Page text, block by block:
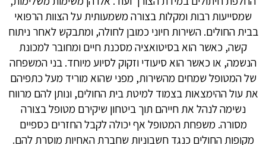
שמסייעות רבות ומקלות בצורה משמעותית על הצוות הרפואי
בבית החולים. השירות חיוני כמובן לחולה, ומתבקש לאחר ניתוח
קשה, כאשר הוא בסיטואציה מסכנת חיים ומחובר למכונת
הנשמה, או כאשר הוא סיעודי וזקוק לסיוע מיוחד. בני המשפחה
של המטופל שמחים מהשירות, מפני שהוא מוריד מעל כתפיהם
את עול ההימצאות בצמוד למיטת בית החולים, ונותן להם מרווח
נשימה לנהל את חייהם תוך ביטחון שיקירם מטופל בצורה
מסורה. משפחת המטופל אף יכולה לקבל החזרים כספיים
מקופות החולים כנגד חשבוניות שחברת האחיות מוסרת להם.